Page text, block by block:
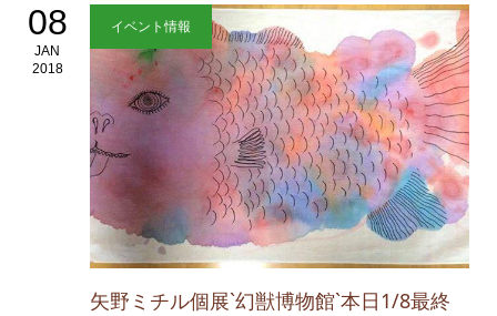
08
JAN
2018
イベント情報
矢野ミチル個展`幻獣博物館`本日1/8最終